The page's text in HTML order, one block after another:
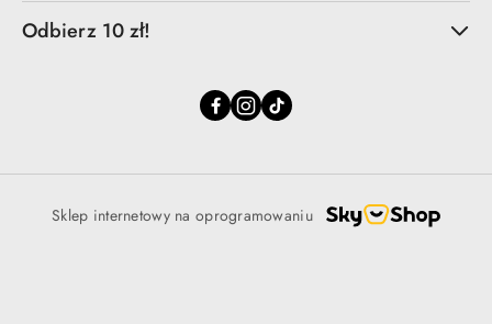
Odbierz 10 zł!
Sklep internetowy na oprogramowaniu